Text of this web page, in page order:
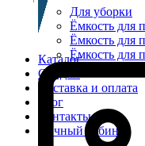
Каталог
Скидки
Доставка и оплата
Блог
Контакты
Личный кабинет
Для уборки
Ёмкость
Ёмкость для
Ёмкость для